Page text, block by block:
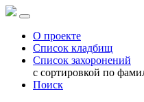
О проекте
Список кладбищ
Список захоронений
с сортировкой по
Поиск